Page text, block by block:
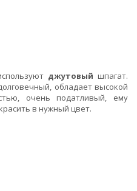
джутовый шпагат.
обладает высокой
очень податливый, ему
в нужный цвет.